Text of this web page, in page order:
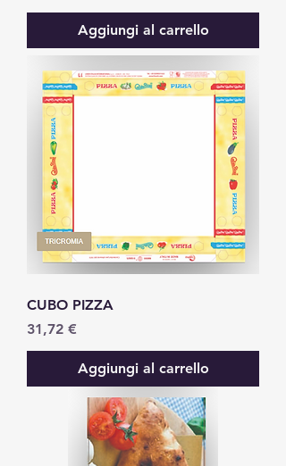
Aggiungi al carrello
CUBO PIZZA
Prezzo
31,72 €
Aggiungi al carrello